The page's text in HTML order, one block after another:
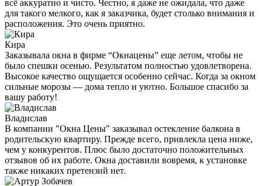
всё аккуратно и чисто. Честно, я даже не ожидала, что даже
для такого мелкого, как я заказчика, будет столько внимания и
расположения. Это очень приятно.
Кира
Заказывала окна в фирме “Окнацены” еще летом, чтобы не
было спешки осенью. Результатом полностью удовлетворена.
Высокое качество ощущается особенно сейчас. Когда за окном
сильные морозы — дома тепло и уютно. Большое спасибо за
вашу работу!
Владислав
В компании "Окна Цены" заказывал остекление балкона в
родительскую квартиру. Прежде всего, привлекла цена ниже,
чем у конкурентов. Плюс было достаточно положительных
отзывов об их работе. Окна доставили вовремя, к установке
также никаких претензий нет.